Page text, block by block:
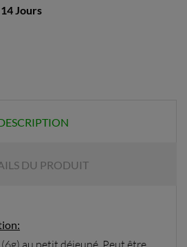
Jours
DU PRODUIT